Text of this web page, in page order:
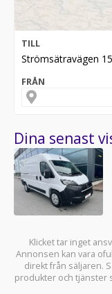
TILL
Strömsätravägen
FRÅN
Dina senast
Klicket tar inget
Annonsen kan vara
direkt från säljaren.
produkter och tjänster